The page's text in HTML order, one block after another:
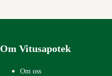
Om Vitusapotek
Om oss